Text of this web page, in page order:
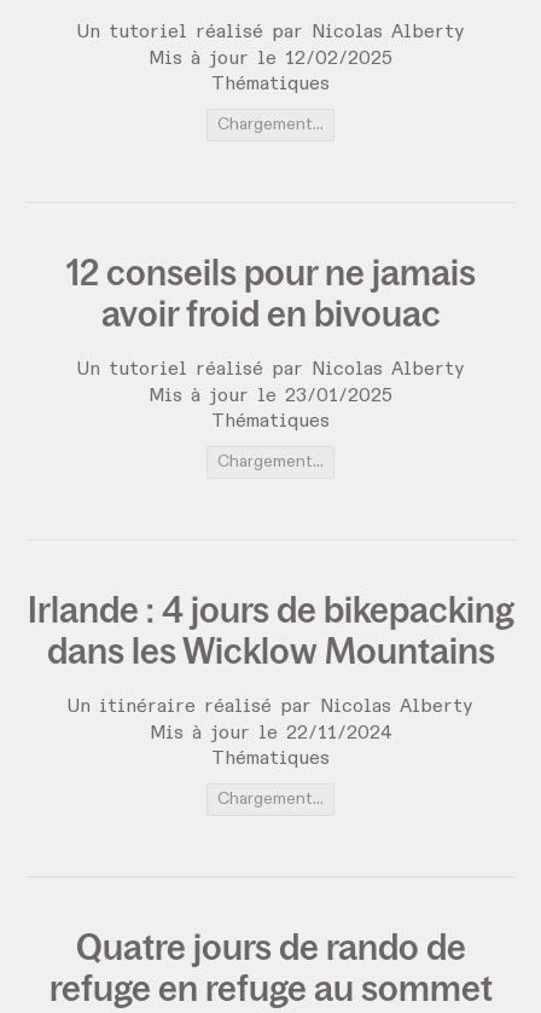
Un tutoriel réalisé par
Nicolas Alberty
Mis à jour le 12/02/2025
Thématiques
Chargement...
12 conseils pour ne jamais
avoir froid en bivouac
Un tutoriel réalisé par
Nicolas Alberty
Mis à jour le 23/01/2025
Thématiques
Chargement...
Irlande : 4 jours de bikepacking
dans les Wicklow Mountains
Un itinéraire réalisé par Nicolas Alberty
Mis à jour le 22/11/2024
Thématiques
Chargement...
Quatre jours de rando de
refuge en refuge au sommet